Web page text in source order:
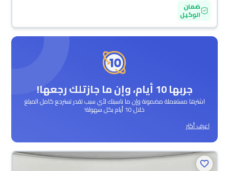
ضمان
الوكيل
جربها 10 أيام، وإن ما جازتلك رجعها!
اشترها مستعملة مضمونة وإن ما ناسبتك لأي سبب تقدر تسترجع كامل المبلغ
خلال 10 أيام بكل سهولة!
اعرف أكثر